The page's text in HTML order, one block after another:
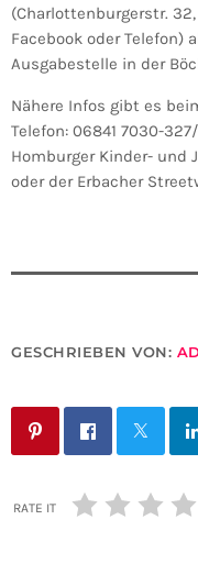
(Charlottenburgerstr.
Facebook oder Telefon)
Ausgabestelle in der
Nähere Infos gibt es
Telefon: 06841 7030-
Homburger Kinder- und
oder der Erbacher
GESCHRIEBEN VON:
RATE IT